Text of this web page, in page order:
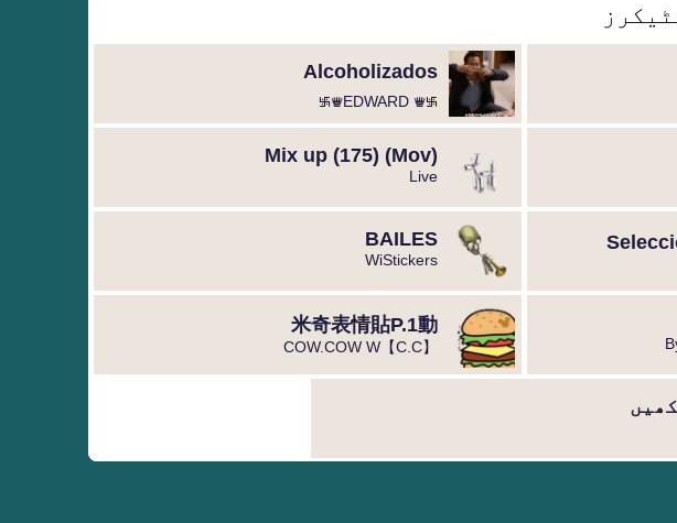
Alcoholizados
࿗♛EDWARD ♛࿗
Mix up (175) (Mov)
Live
BAILES
WiStickers
米奇表情貼P.1動
COW.COW W【C.C】